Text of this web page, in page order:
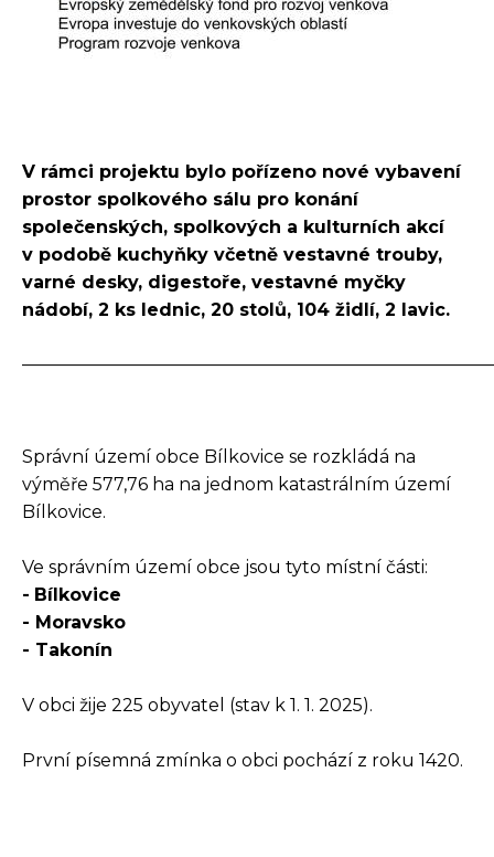
V rámci projektu bylo pořízeno nové vybavení
prostor spolkového sálu pro konání
společenských, spolkových a kulturních akcí
v podobě kuchyňky včetně vestavné trouby,
varné desky, digestoře, vestavné myčky
nádobí, 2 ks lednic, 20 stolů, 104 židlí, 2 lavic.
Správní území obce Bílkovice se rozkládá na
výměře 577,76 ha na jednom katastrálním území
Bílkovice.
Ve správním území obce jsou tyto místní části:
- Bílkovice
- Moravsko
- Takonín
V obci žije 225 obyvatel (stav k 1. 1. 2025).
První písemná zmínka o obci pochází z roku 1420.